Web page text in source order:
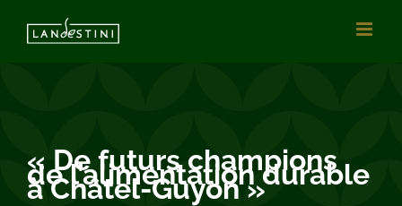
« De futurs champions
de l’alimentation durable
à Châtel-Guyon »